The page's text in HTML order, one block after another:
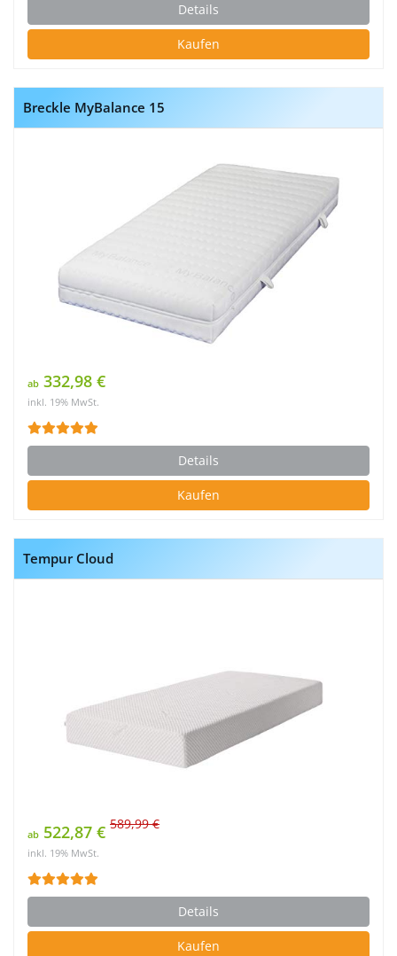
Details
Kaufen
Breckle MyBalance 15
ab 332,98 €
inkl. 19% MwSt.
Details
Kaufen
Tempur Cloud
ab 522,87 € 589,99 €
inkl. 19% MwSt.
Details
Kaufen